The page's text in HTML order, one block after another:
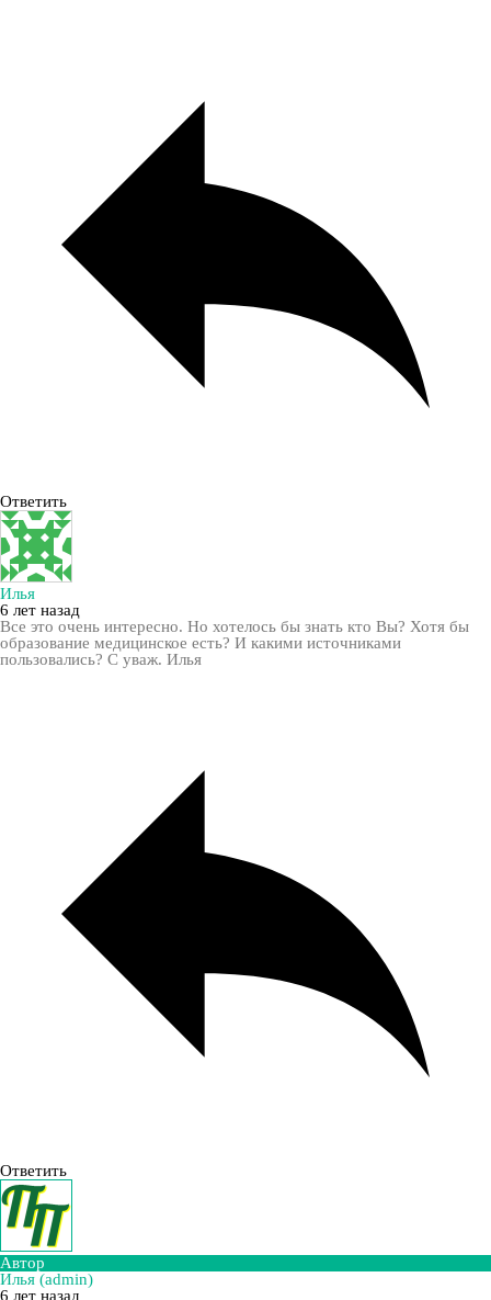
Ответить
Илья
6 лет назад
Все это очень интересно. Но хотелось бы знать кто Вы? Хотя бы
образование медицинское есть? И какими источниками
пользовались? С уваж. Илья
Ответить
Автор
Илья (admin)
6 лет назад